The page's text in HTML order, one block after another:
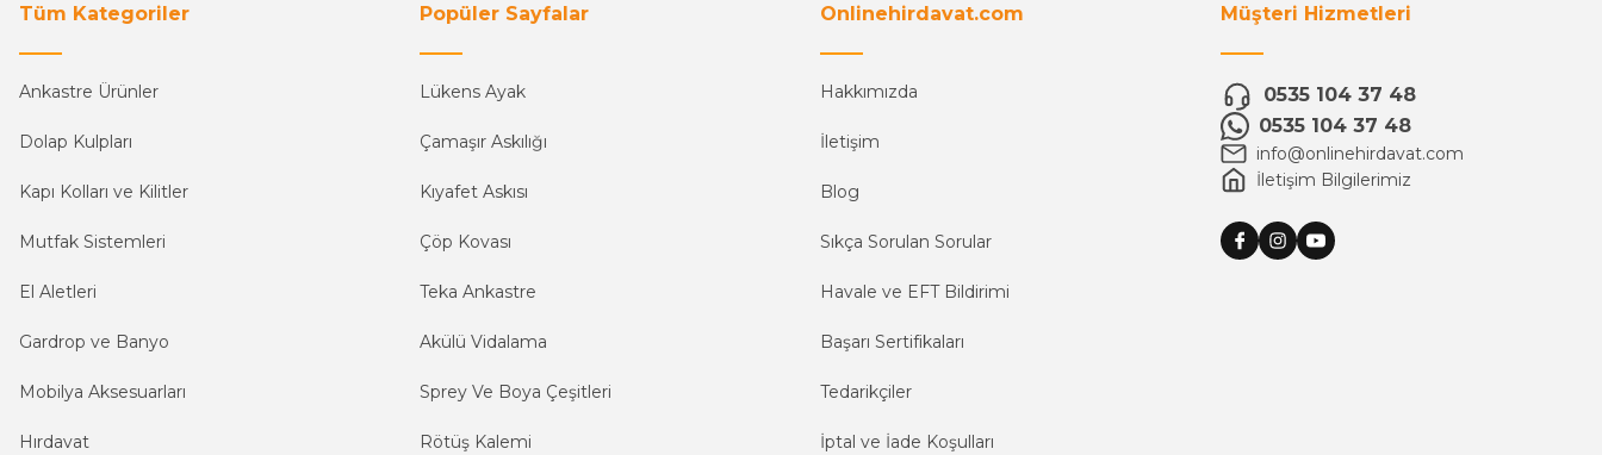
Tüm Kategoriler
Ankastre Ürünler
Dolap Kulpları
Kapı Kolları ve Kilitler
Mutfak Sistemleri
El Aletleri
Gardrop ve Banyo
Mobilya Aksesuarları
Hırdavat
Popüler Sayfalar
Lükens Ayak
Çamaşır Askılığı
Kıyafet Askısı
Çöp Kovası
Teka Ankastre
Akülü Vidalama
Sprey Ve Boya Çeşitleri
Rötüş Kalemi
Onlinehirdavat.com
Hakkımızda
İletişim
Blog
Sıkça Sorulan Sorular
Havale ve EFT Bildirimi
Başarı Sertifikaları
Tedarikçiler
İptal ve İade Koşulları
Müşteri Hizmetleri
0535 104 37 48
0535 104 37 48
info@onlinehirdavat.com
İletişim Bilgilerimiz